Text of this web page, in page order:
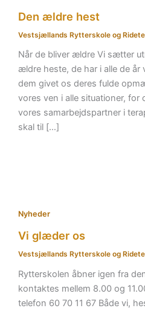
Den ældre hest
Vestsjællands Rytterskole og
Når de bliver ældre Vi sætter
ældre heste, de har i alle de år
dem givet os deres fulde
vores ven i alle situationer,
vores samarbejdspartner i
skal til […]
Nyheder
Vi glæder os
Vestsjællands Rytterskole og
Rytterskolen åbner igen fra
kontaktes mellem 8.00 og
telefon 60 70 11 67 Både vi,